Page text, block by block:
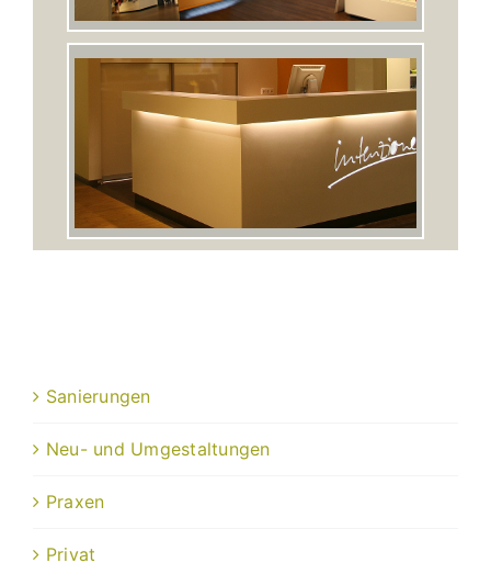
Sanierungen
Neu- und Umgestaltungen
Praxen
Privat